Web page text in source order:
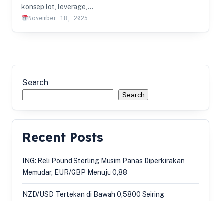
konsep lot, leverage,…
November 18, 2025
Search
Search
Recent Posts
ING: Reli Pound Sterling Musim Panas Diperkirakan
Memudar, EUR/GBP Menuju 0,88
NZD/USD Tertekan di Bawah 0,5800 Seiring